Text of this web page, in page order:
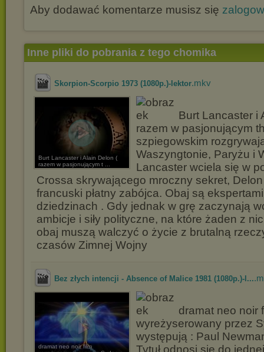
Aby dodawać komentarze musisz się
Inne pliki do pobrania z tego chomika
Skorpion-Scorpio 1973 (1080p.)-lektor.mkv
Burt Lancaster i Alain Delon (
razem w pasjonującym t ...
Burt Lancaster i
razem w pasjonującym
szpiegowskim
Waszyngtonie, Paryżu i
Lancaster wciela się w
Crossa skrywającego mroczny sekret,
francuski płatny zabójca. Obaj są
dziedzinach . Gdy jednak w grę zaczynają
ambicje i siły polityczne, na które żaden z
obaj muszą walczyć o życie z brutalną
czasów Zimnej Wojny
Bez złych intencji - Absence of Malice 1981 (1080p.)-l...
dramat neo noir film
dramat neo noir
wyreżyserowany przez
występują : Paul
Tytuł odnosi się do